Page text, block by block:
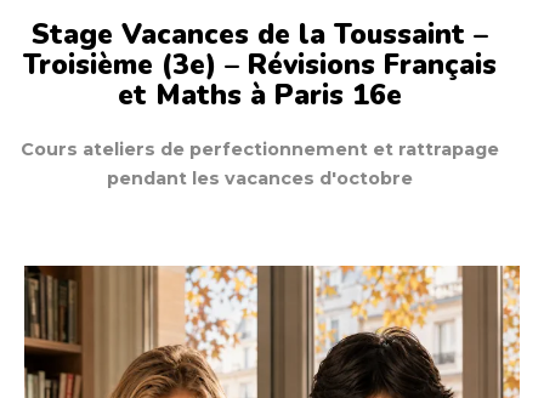
Stage Vacances de la Toussaint –
Troisième (3e) – Révisions Français
et Maths à Paris 16e
Cours ateliers de perfectionnement et rattrapage
pendant les vacances d'octobre